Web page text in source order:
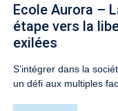
​​Ecole Aurora –
étape vers la
exilées​
S’intégrer dans la
un défi aux multiples